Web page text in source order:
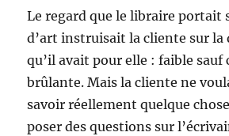
Le regard que le libraire portait
d’art instruisait la cliente sur
qu’il avait pour elle : faible sauf
brûlante. Mais la cliente ne
savoir réellement quelque
poser des questions sur